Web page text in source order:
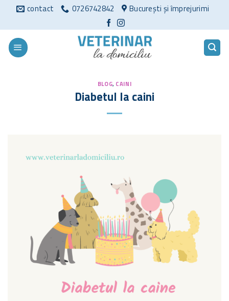
conținut
contact 0726742842 București și împrejurimi
BLOG, CAINI
Diabetul la caini